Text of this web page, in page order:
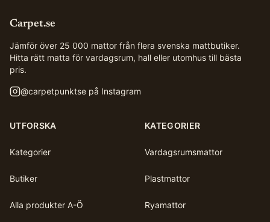
Carpet.se
Jämför över 25 000 mattor från flera svenska mattbutiker.
Hitta rätt matta för vardagsrum, hall eller utomhus till bästa
pris.
@carpetpunktse på Instagram
UTFORSKA
Kategorier
Butiker
Alla produkter A-Ö
KATEGORIER
Vardagsrumsmattor
Plastmattor
Ryamattor